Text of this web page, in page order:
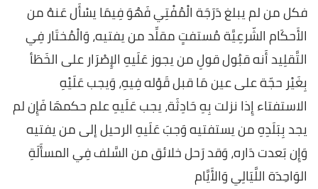
فكل من لم يبلغ دَرَجَة الْمُفْتِي فَهُوَ فِيمَا يسْأَل عَنهُ من
الأَحكَام الشّرعِيَّة مُستفتٍ مقلِّد من يفتيه، وَالْمُختَار فِي
التَّقلِيد أَنه قبُول قولِ من يجوز عَلَيهِ الإِصْرَار على الخَطَأ
بِغَيْر حجّة على عين مَا قبل قَوْله فِيهِ، وَيجب عَلَيْهِ
الاستفتاء إِذا نزلت بِهِ حَادِثَة، يجب عَلَيهِ علم حكمهَا فَإِن لم
يجد بِبَلَدِهِ من يستفتيه وَجبَ عَلَيهِ الرحيل إلى من يفتيه
وَإِن بَعدت دَاره، وَقد رَحل خلائق من السَّلف فِي المسأَلَةِ
الوَاحِدَة اللَّيَالِي وَالأَيَّام